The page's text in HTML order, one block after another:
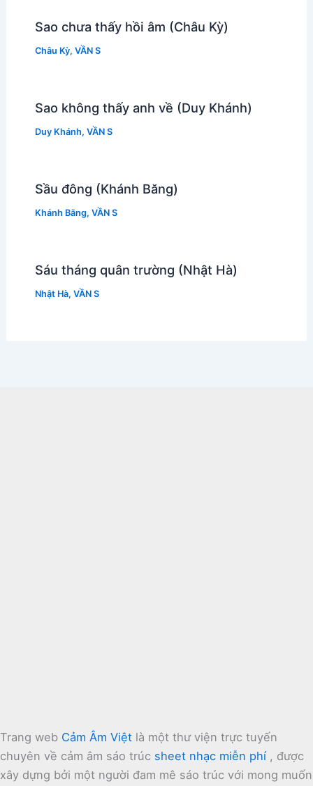
Sao chưa thấy hồi âm (Châu Kỳ)
Châu Kỳ, VẦN S
Sao không thấy anh về (Duy Khánh)
Duy Khánh, VẦN S
Sầu đông (Khánh Băng)
Khánh Băng, VẦN S
Sáu tháng quân trường (Nhật Hà)
Nhật Hà, VẦN S
Trang web Cảm Âm Việt là một thư viện trực tuyến
chuyên về cảm âm sáo trúc sheet nhạc miễn phí , được
xây dựng bởi một người đam mê sáo trúc với mong muốn